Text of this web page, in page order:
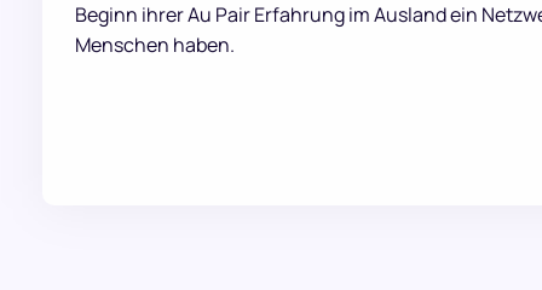
Beginn ihrer Au Pair Erfahrung im Ausland ein
Menschen haben.